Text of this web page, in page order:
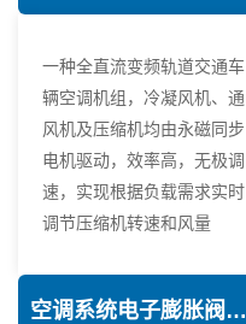
一种全直流变频轨道交通车
辆空调机组，冷凝风机、通
风机及压缩机均由永磁同步
电机驱动，效率高，无极调
速，实现根据负载需求实时
调节压缩机转速和风量
空调系统电子膨胀阀热力学优化技术